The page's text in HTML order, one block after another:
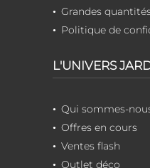
Grandes
Politique de
L'UNIVERS
Qui sommes-
Offres en cours
Ventes flash
Outlet déco